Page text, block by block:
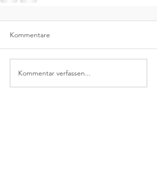
Kommentare
Kommentar verfassen...